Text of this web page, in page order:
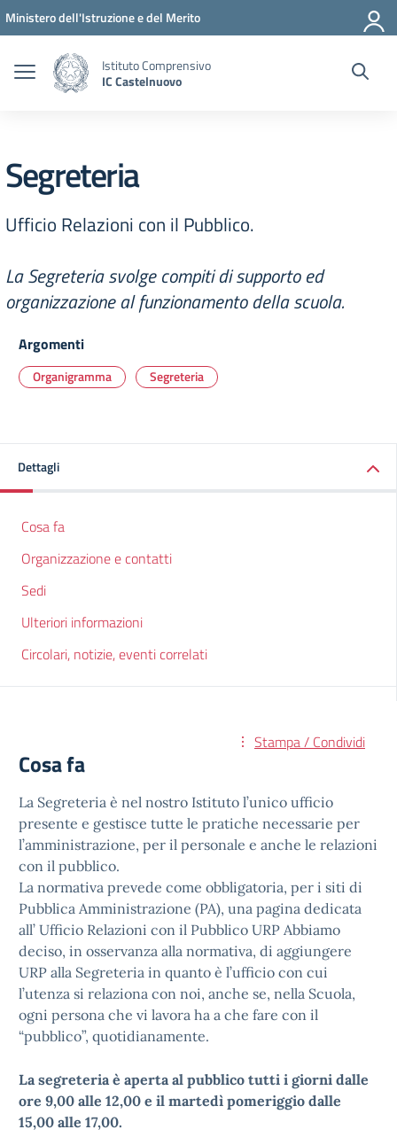
Vai ai contenuti
Vai al menu di navigazione
Vai al footer
Ministero dell'Istruzione e del Merito
Istituto Comprensivo
IC Castelnuovo
Segreteria
Ufficio Relazioni con il Pubblico.
La Segreteria svolge compiti di supporto ed
organizzazione al funzionamento della scuola.
Argomenti
Organigramma Segreteria
Dettagli
Cosa fa
Organizzazione e contatti
Sedi
Ulteriori informazioni
Circolari, notizie, eventi correlati
Stampa / Condividi
Cosa fa
La Segreteria è nel nostro Istituto l’unico ufficio
presente e gestisce tutte le pratiche necessarie per
l’amministrazione, per il personale e anche le relazioni
con il pubblico.
La normativa prevede come obbligatoria, per i siti di
Pubblica Amministrazione (PA), una pagina dedicata
all’ Ufficio Relazioni con il Pubblico URP Abbiamo
deciso, in osservanza alla normativa, di aggiungere
URP alla Segreteria in quanto è l’ufficio con cui
l’utenza si relaziona con noi, anche se, nella Scuola,
ogni persona che vi lavora ha a che fare con il
“pubblico”, quotidianamente.
La segreteria è aperta al pubblico tutti i giorni dalle
ore 9,00 alle 12,00 e il martedì pomeriggio dalle
15,00 alle 17,00.